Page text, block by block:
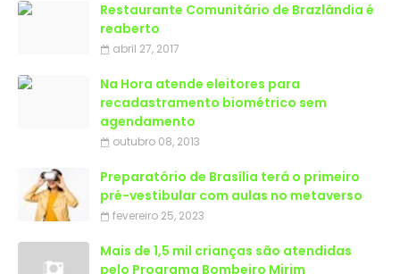
Restaurante Comunitário de Brazlândia é
reaberto
abril 27, 2017
Na Hora atende eleitores para
recadastramento biométrico sem
agendamento
outubro 08, 2013
Preparatório de Brasília terá o primeiro
pré-vestibular com aulas no metaverso
fevereiro 25, 2023
Mais de 1,5 mil crianças são atendidas